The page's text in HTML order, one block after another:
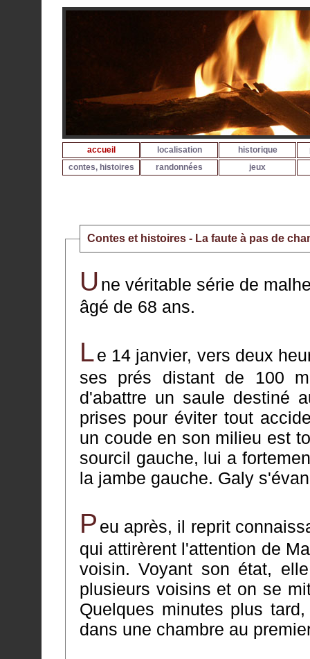
accueil localisation historique
contes, histoires
randonnées jeux
Contes et histoires - La faute à pas de
U ne véritable série de
âgé de 68 ans.
Le 14 janvier, vers deux
ses prés distant de 100 mètres environ du hameau, à l'effet
d'abattre un saule destiné
prises pour éviter tout accident, au moment où l'arbre qui formait
un coude en son milieu est tombé, il
sourcil gauche, lui a
la jambe gauche.
P eu après, il reprit
qui attirèrent l'attention de Marie Caujolle qui
voisin. Voyant son état,
plusieurs voisins et on se mit en devoir de le transporter chez lui.
Quelques minutes plus
dans une chambre au